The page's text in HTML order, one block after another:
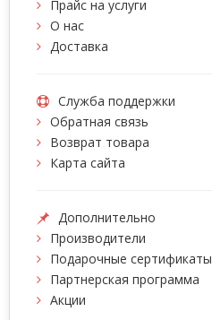
Прайс на услуги
О нас
Доставка
Служба поддержки
Обратная связь
Возврат товара
Карта сайта
Дополнительно
Производители
Подарочные сертификаты
Партнерская программа
Акции